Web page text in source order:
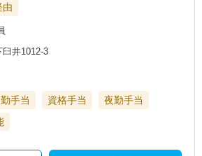
由
井1012-3
手当 資格手当
夜勤手当